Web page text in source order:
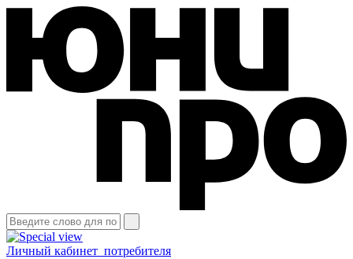
Личный кабинет потребителя